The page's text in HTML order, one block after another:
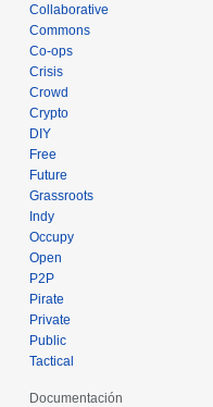
Collaborative
Commons
Co-ops
Crisis
Crowd
Crypto
DIY
Free
Future
Grassroots
Indy
Occupy
Open
P2P
Pirate
Private
Public
Tactical
Documentación